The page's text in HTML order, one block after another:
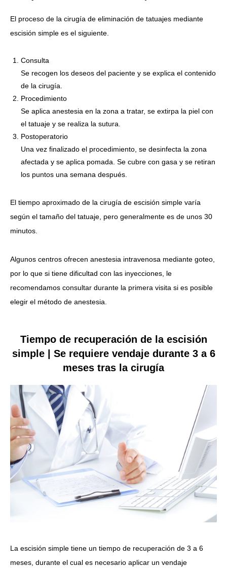
El proceso de la cirugía de eliminación de tatuajes mediante
escisión simple es el siguiente.
Consulta
Se recogen los deseos del paciente y se explica el contenido
de la cirugía.
Procedimiento
Se aplica anestesia en la zona a tratar, se extirpa la piel con
el tatuaje y se realiza la sutura.
Postoperatorio
Una vez finalizado el procedimiento, se desinfecta la zona
afectada y se aplica pomada. Se cubre con gasa y se retiran
los puntos una semana después.
El tiempo aproximado de la cirugía de escisión simple varía
según el tamaño del tatuaje, pero generalmente es de unos 30
minutos.
Algunos centros ofrecen anestesia intravenosa mediante goteo,
por lo que si tiene dificultad con las inyecciones, le
recomendamos consultar durante la primera visita si es posible
elegir el método de anestesia.
Tiempo de recuperación de la escisión
simple | Se requiere vendaje durante 3 a 6
meses tras la cirugía
La escisión simple tiene un tiempo de recuperación de 3 a 6
meses, durante el cual es necesario aplicar un vendaje